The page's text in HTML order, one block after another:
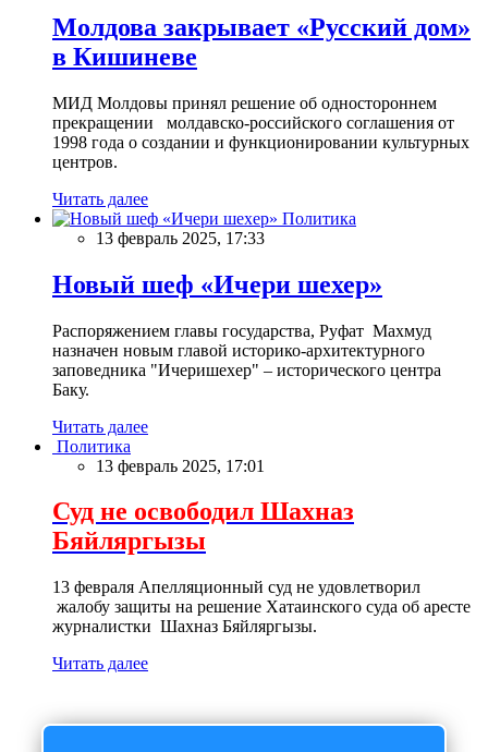
Молдова закрывает «Русский дом»
в Кишиневе
МИД Молдовы принял решение об одностороннем
прекращении молдавско-российского соглашения от
1998 года о создании и функционировании культурных
центров.
Читать далее
Политика
13 февраль 2025, 17:33
Новый шеф «Ичери шехер»
Распоряжением главы государства, Руфат Махмуд
назначен новым главой историко-архитектурного
заповедника "Ичеришехер" – исторического центра
Баку.
Читать далее
Политика
13 февраль 2025, 17:01
Суд не освободил Шахназ
Бяйляргызы
13 февраля Апелляционный суд не удовлетворил
жалобу защиты на решение Хатаинского суда об аресте
журналистки Шахназ Бяйляргызы.
Читать далее